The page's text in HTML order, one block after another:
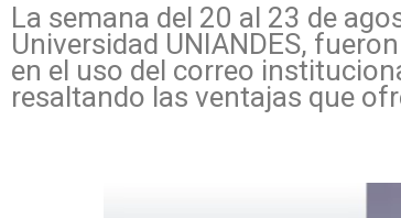
La semana del 20 al 23 de
Universidad UNIANDES,
en el uso del correo
resaltando las ventajas que